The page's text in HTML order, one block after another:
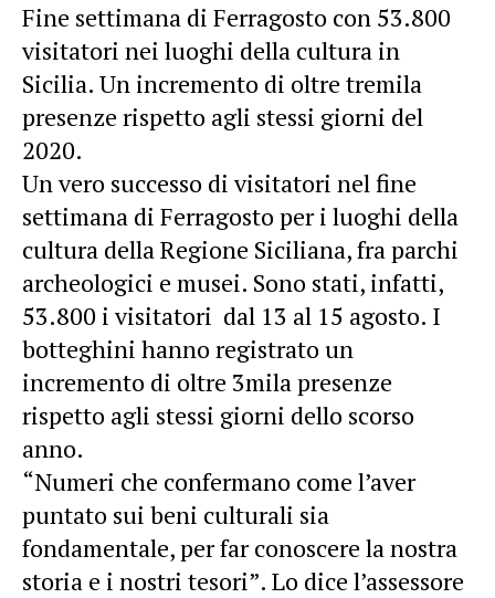
Fine settimana di Ferragosto con 53.800
visitatori nei luoghi della cultura in
Sicilia. Un incremento di oltre tremila
presenze rispetto agli stessi giorni del
2020.
Un vero successo di visitatori nel fine
settimana di Ferragosto per i luoghi della
cultura della Regione Siciliana, fra parchi
archeologici e musei. Sono stati, infatti,
53.800 i visitatori dal 13 al 15 agosto. I
botteghini hanno registrato un
incremento di oltre 3mila presenze
rispetto agli stessi giorni dello scorso
anno.
“Numeri che confermano come l’aver
puntato sui beni culturali sia
fondamentale, per far conoscere la nostra
storia e i nostri tesori”. Lo dice l’assessore